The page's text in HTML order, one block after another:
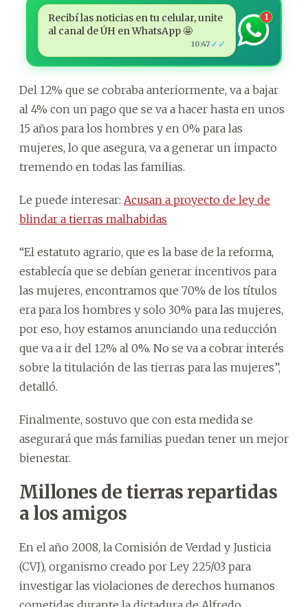
Recibí las noticias en tu celular, unite
al canal de ÚH en WhatsApp 🤩
10:47 ✓✓
1
Del 12% que se cobraba anteriormente, va a bajar
al 4% con un pago que se va a hacer hasta en unos
15 años para los hombres y en 0% para las
mujeres, lo que asegura, va a generar un impacto
tremendo en todas las familias.
Le puede interesar: Acusan a proyecto de ley de
blindar a tierras malhabidas
“El estatuto agrario, que es la base de la reforma,
establecía que se debían generar incentivos para
las mujeres, encontramos que 70% de los títulos
era para los hombres y solo 30% para las mujeres,
por eso, hoy estamos anunciando una reducción
que va a ir del 12% al 0%. No se va a cobrar interés
sobre la titulación de las tierras para las mujeres”,
detalló.
Finalmente, sostuvo que con esta medida se
asegurará que más familias puedan tener un mejor
bienestar.
Millones de tierras repartidas
a los amigos
En el año 2008, la Comisión de Verdad y Justicia
(CVJ), organismo creado por Ley 225/03 para
investigar las violaciones de derechos humanos